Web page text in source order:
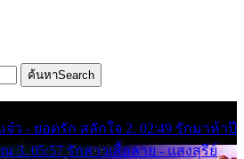
ค้นหาSearch
จ๋ว - ยอดรัก สลักใจ 2. 02:49 รักมาห้าปี
3. 05:57 รักสาวเสื้อลาย - แสงสุรีย์